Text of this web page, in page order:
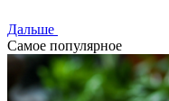
Дальше
Самое популярное